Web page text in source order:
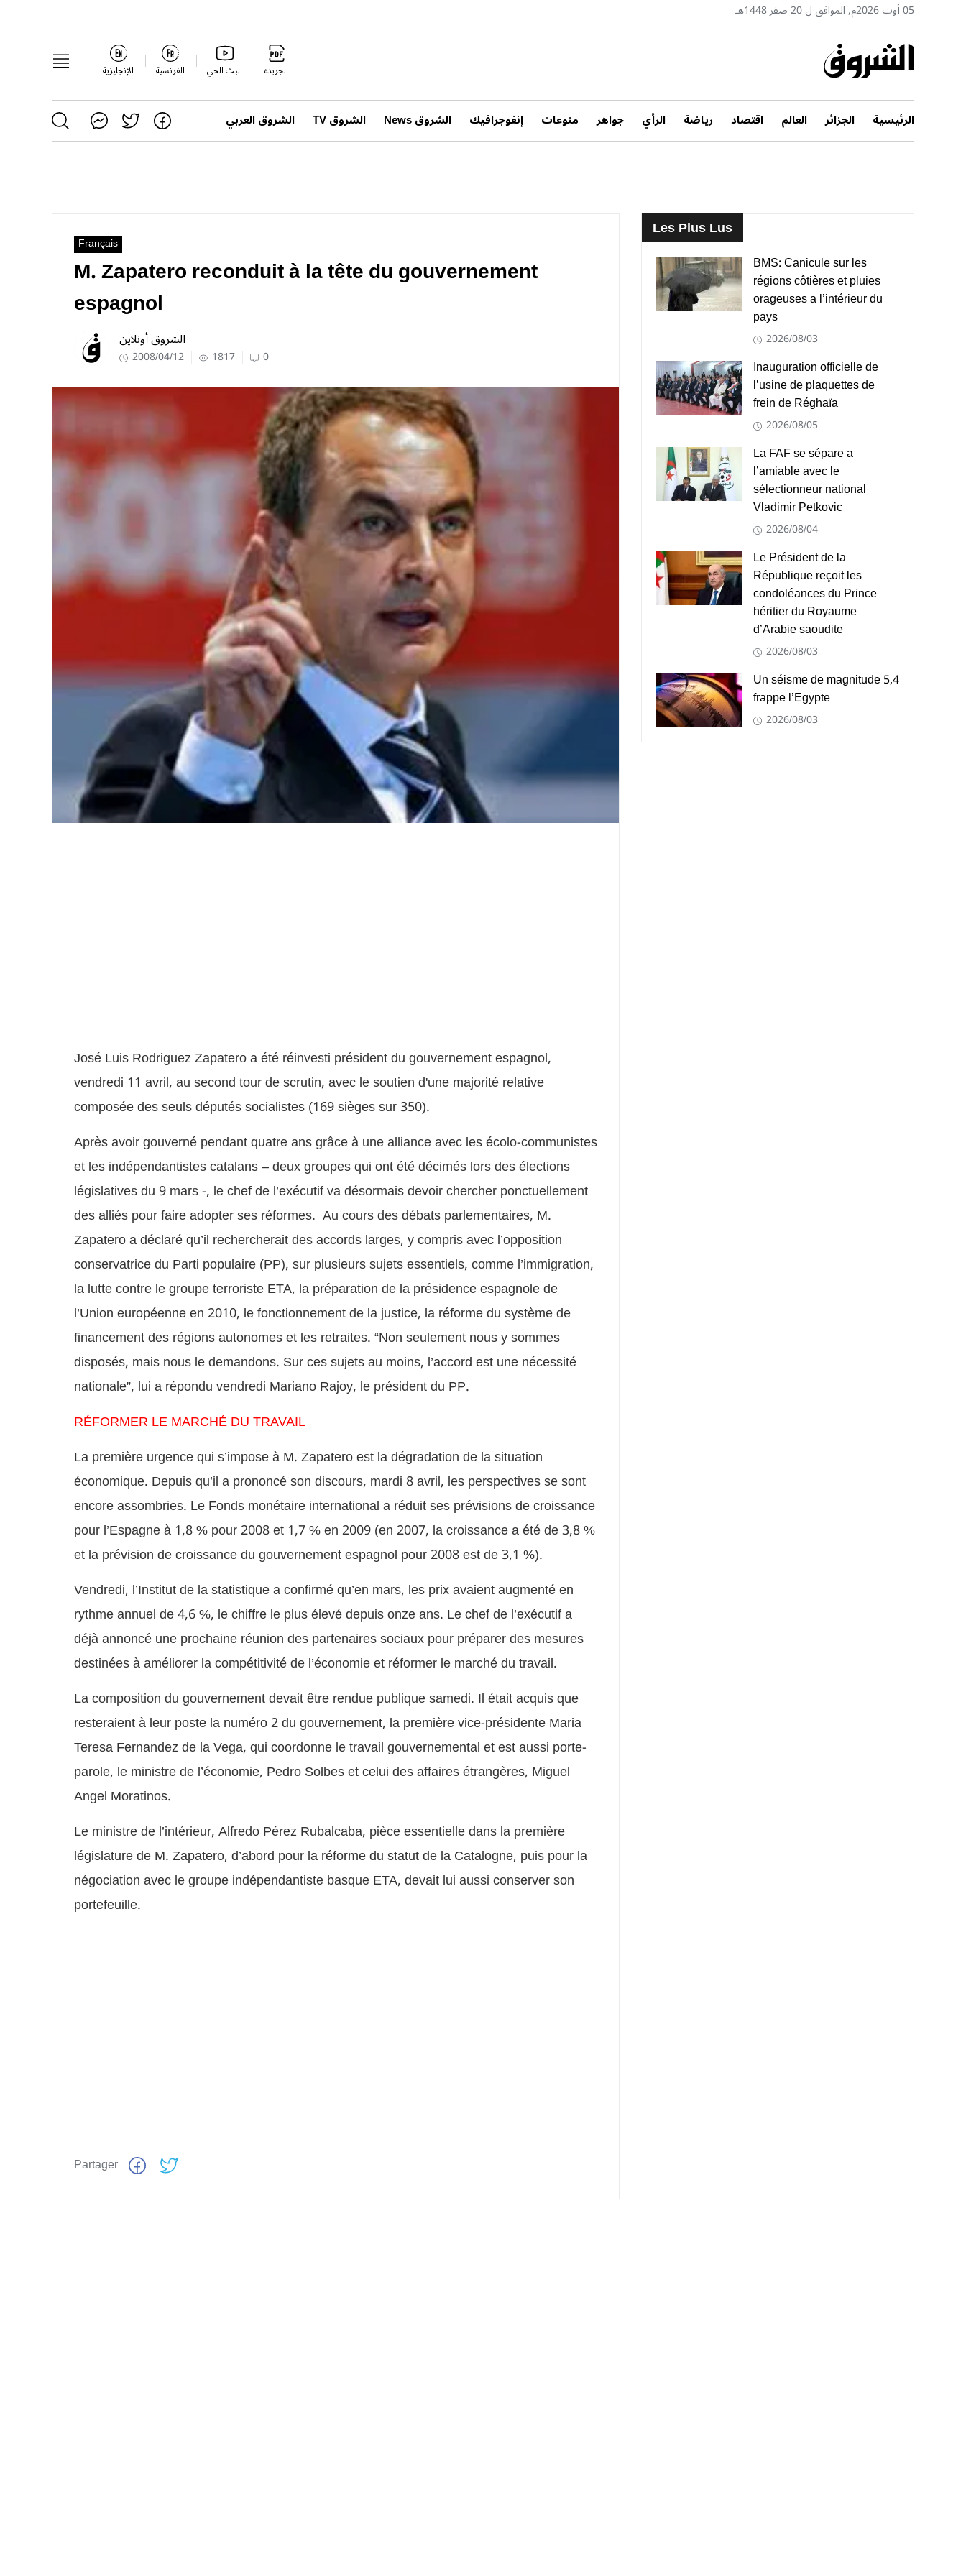
05 أوت 2026م, الموافق ل 20 صفر 1448هـ
الجريدة البث الحي الفرنسية الإنجليزية
الرئيسية الجزائر العالم اقتصاد رياضة الرأي جواهر منوعات إنفوجرافيك الشروق News الشروق TV الشروق العربي
Français
M. Zapatero reconduit à la tête du gouvernement
espagnol
الشروق أونلاين
2008/04/12 1817 0
José Luis Rodriguez Zapatero a été réinvesti président du gouvernement espagnol,
vendredi 11 avril, au second tour de scrutin, avec le soutien d'une majorité relative
composée des seuls députés socialistes (169 sièges sur 350).
Après avoir gouverné pendant quatre ans grâce à une alliance avec les écolo-communistes
et les indépendantistes catalans – deux groupes qui ont été décimés lors des élections
législatives du 9 mars -, le chef de l’exécutif va désormais devoir chercher ponctuellement
des alliés pour faire adopter ses réformes. Au cours des débats parlementaires, M.
Zapatero a déclaré qu’il rechercherait des accords larges, y compris avec l’opposition
conservatrice du Parti populaire (PP), sur plusieurs sujets essentiels, comme l’immigration,
la lutte contre le groupe terroriste ETA, la préparation de la présidence espagnole de
l’Union européenne en 2010, le fonctionnement de la justice, la réforme du système de
financement des régions autonomes et les retraites. “Non seulement nous y sommes
disposés, mais nous le demandons. Sur ces sujets au moins, l’accord est une nécessité
nationale”, lui a répondu vendredi Mariano Rajoy, le président du PP.
RÉFORMER LE MARCHÉ DU TRAVAIL
La première urgence qui s’impose à M. Zapatero est la dégradation de la situation
économique. Depuis qu’il a prononcé son discours, mardi 8 avril, les perspectives se sont
encore assombries. Le Fonds monétaire international a réduit ses prévisions de croissance
pour l’Espagne à 1,8 % pour 2008 et 1,7 % en 2009 (en 2007, la croissance a été de 3,8 %
et la prévision de croissance du gouvernement espagnol pour 2008 est de 3,1 %).
Vendredi, l’Institut de la statistique a confirmé qu’en mars, les prix avaient augmenté en
rythme annuel de 4,6 %, le chiffre le plus élevé depuis onze ans. Le chef de l’exécutif a
déjà annoncé une prochaine réunion des partenaires sociaux pour préparer des mesures
destinées à améliorer la compétitivité de l’économie et réformer le marché du travail.
La composition du gouvernement devait être rendue publique samedi. Il était acquis que
resteraient à leur poste la numéro 2 du gouvernement, la première vice-présidente Maria
Teresa Fernandez de la Vega, qui coordonne le travail gouvernemental et est aussi porte-
parole, le ministre de l’économie, Pedro Solbes et celui des affaires étrangères, Miguel
Angel Moratinos.
Le ministre de l’intérieur, Alfredo Pérez Rubalcaba, pièce essentielle dans la première
législature de M. Zapatero, d’abord pour la réforme du statut de la Catalogne, puis pour la
négociation avec le groupe indépendantiste basque ETA, devait lui aussi conserver son
portefeuille.
Partager
Les Plus Lus
BMS: Canicule sur les
régions côtières et pluies
orageuses a l’intérieur du
pays
2026/08/03
Inauguration officielle de
l’usine de plaquettes de
frein de Réghaïa
2026/08/05
La FAF se sépare a
l’amiable avec le
sélectionneur national
Vladimir Petkovic
2026/08/04
Le Président de la
République reçoit les
condoléances du Prince
héritier du Royaume
d’Arabie saoudite
2026/08/03
Un séisme de magnitude 5,4
frappe l’Egypte
2026/08/03